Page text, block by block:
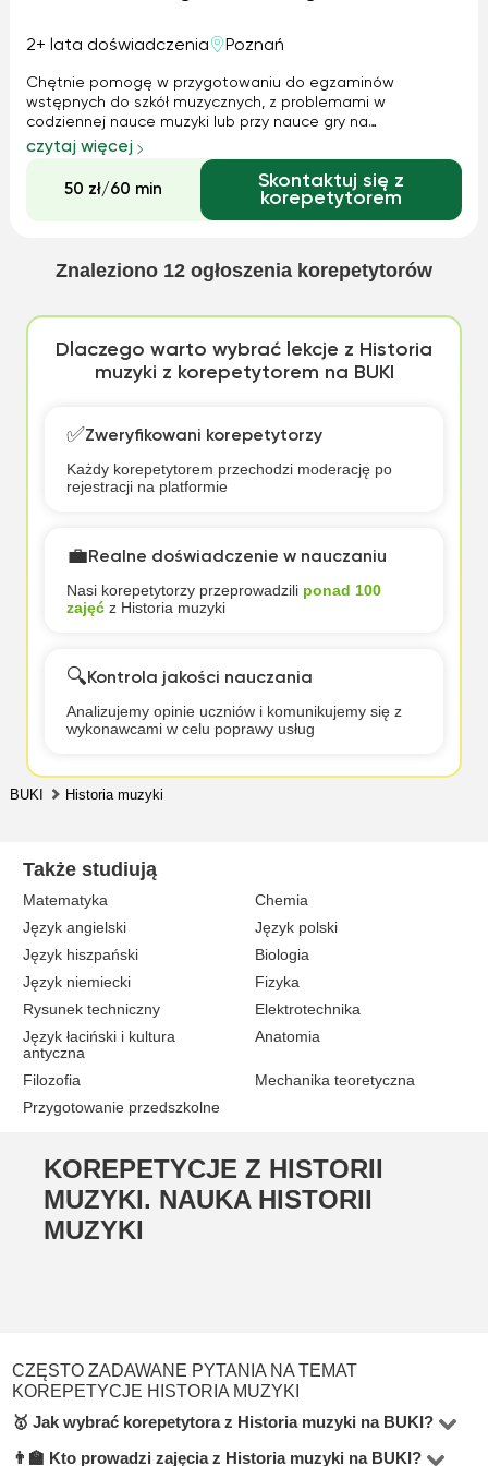
2+ lata doświadczenia Poznań
Chętnie pomogę w przygotowaniu do egzaminów
wstępnych do szkół muzycznych, z problemami w
codziennej nauce muzyki lub przy nauce gry na
instrumencie (skrzypce, pianino) Jestem studentka
muzykologii Uniwersytetu im. Adama Mickiewicza w
Poznaniu oraz absolwentka PSM im. Marcina Józefa
Żebrowskiego W C...
czytaj więcej
50 zł/60 min
Skontaktuj się z
korepetytorem
Znaleziono 12 ogłoszenia korepetytorów
Dlaczego warto wybrać lekcje z Historia
muzyki z korepetytorem na BUKI
✅Zweryfikowani korepetytorzy
Każdy korepetytorem przechodzi moderację po
rejestracji na platformie
💼Realne doświadczenie w nauczaniu
Nasi korepetytorzy przeprowadzili ponad 100
zajęćz Historia muzyki
🔍Kontrola jakości nauczania
Analizujemy opinie uczniów i komunikujemy się z
wykonawcami w celu poprawy usług
BUKI Historia muzyki
Także studiują
Matematyka
Chemia
Język angielski
Język polski
Język hiszpański
Biologia
Język niemiecki
Fizyka
Rysunek techniczny
Elektrotechnika
Język łaciński i kultura
antyczna
Anatomia
Filozofia
Mechanika teoretyczna
Przygotowanie przedszkolne
KOREPETYCJE Z HISTORII
MUZYKI. NAUKA HISTORII
MUZYKI
CZĘSTO ZADAWANE PYTANIA NA TEMAT
KOREPETYCJE HISTORIA MUZYKI
🥇 Jak wybrać korepetytora z Historia muzyki na BUKI?
W kategorii Historia muzyki na platformie BUKI
👨‍🏫 Kto prowadzi zajęcia z Historia muzyki na BUKI?